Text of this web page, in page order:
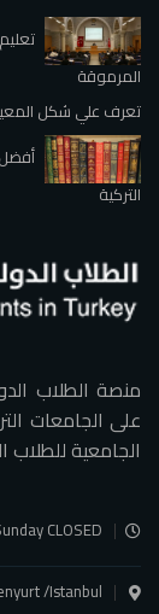
المرموقة
تعرف علي شكل
التركية
منصة الطلاب
على الجامعات
الجامعية للطلاب
CLOSED
/Istanbul